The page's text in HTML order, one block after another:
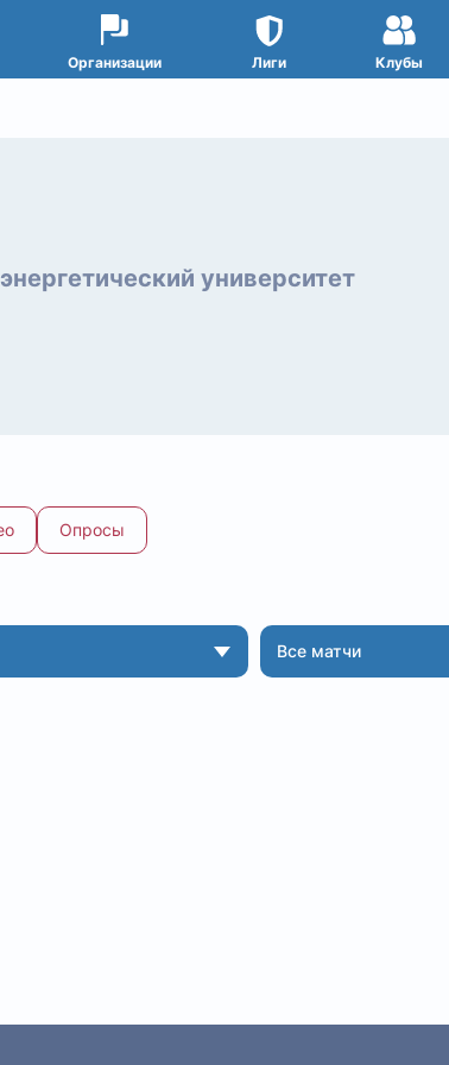
Организации Лиги Клубы
университет
Опросы
Все матчи